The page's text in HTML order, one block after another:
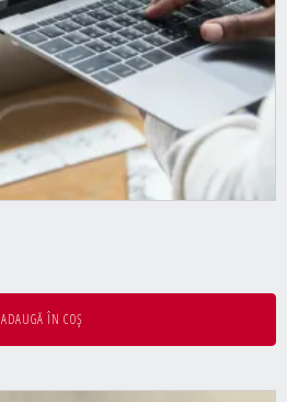
ADAUGĂ ÎN COȘ